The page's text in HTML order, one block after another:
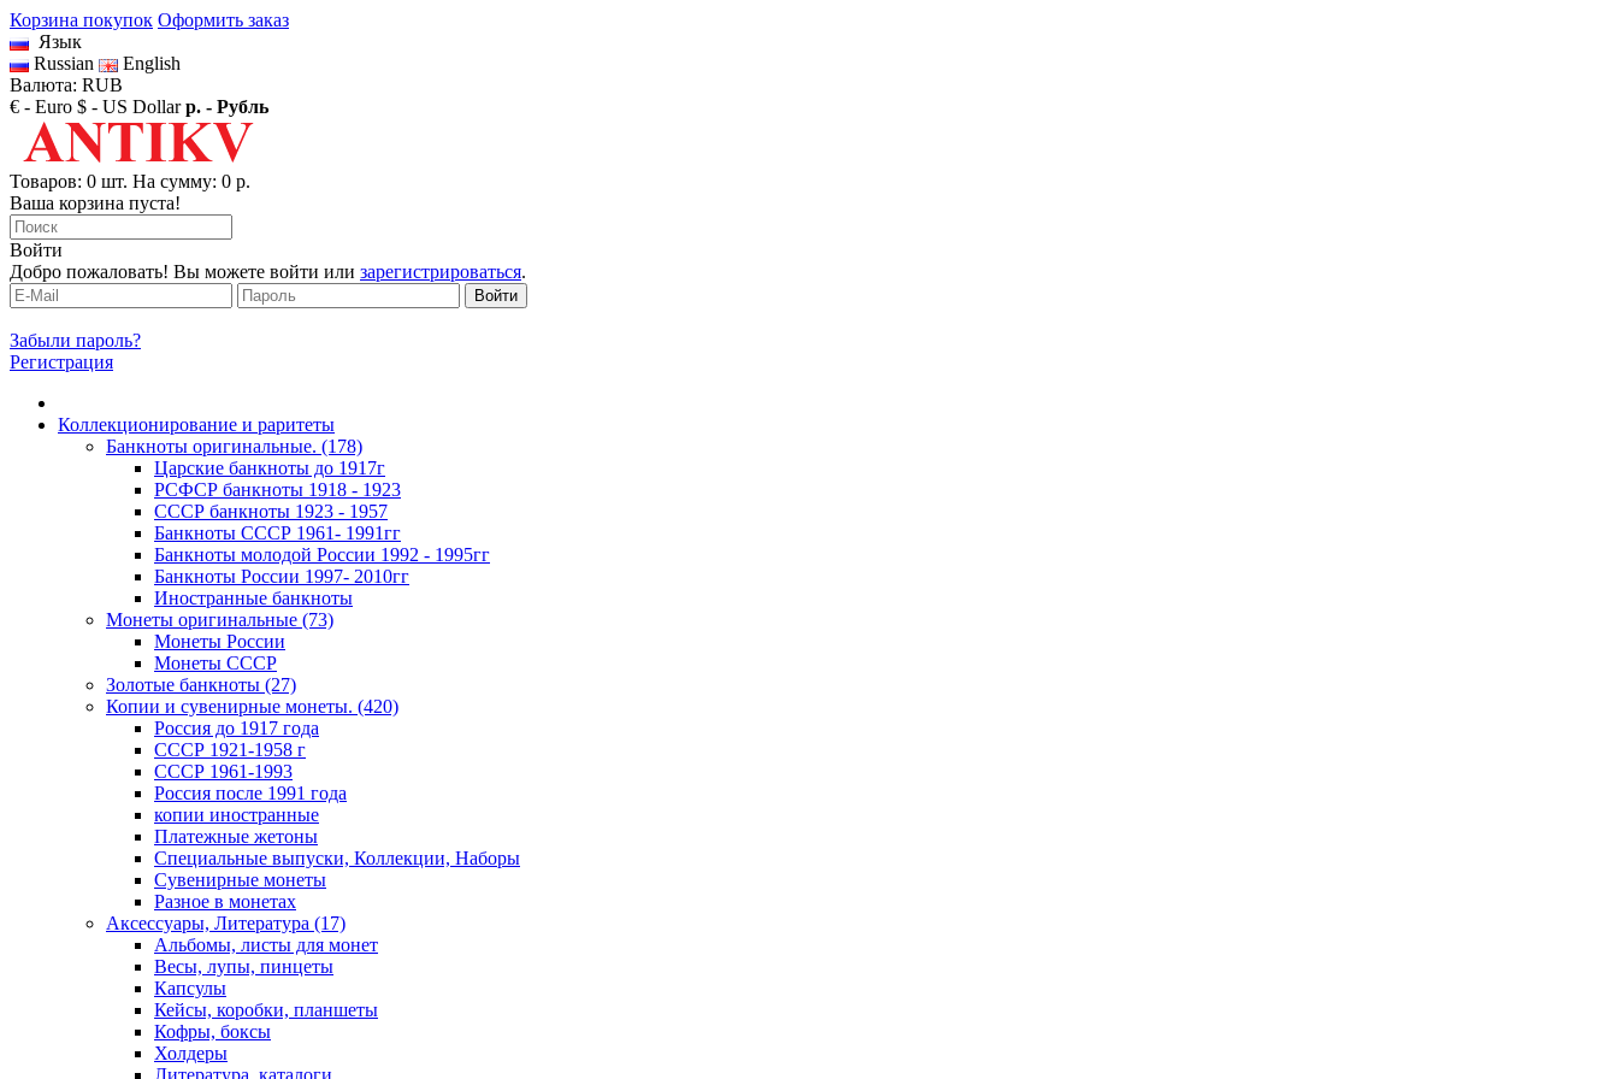
Корзина покупок Оформить заказ
Язык
Russian
English
Валюта: RUB
€ - Euro $ - US Dollar р. - Рубль
Товаров: 0 шт. На сумму: 0 р.
Ваша корзина пуста!
Войти
Добро пожаловать! Вы можете войти или зарегистрироваться.
Забыли пароль?
Регистрация
Коллекционирование и раритеты
Банкноты оригинальные. (178)
Царские банкноты до 1917г
РСФСР банкноты 1918 - 1923
CССР банкноты 1923 - 1957
Банкноты CCCР 1961- 1991гг
Банкноты молодой России 1992 - 1995гг
Банкноты России 1997- 2010гг
Иностранные банкноты
Монеты оригинальные (73)
Монеты России
Монеты СССР
Золотые банкноты (27)
Копии и сувенирные монеты. (420)
Россия до 1917 года
СССР 1921-1958 г
СССР 1961-1993
Россия после 1991 года
копии иностранные
Платежные жетоны
Специальные выпуски, Коллекции, Наборы
Сувенирные монеты
Разное в монетах
Аксессуары, Литература (17)
Альбомы, листы для монет
Весы, лупы, пинцеты
Капсулы
Кейсы, коробки, планшеты
Кофры, боксы
Холдеры
Литература, каталоги